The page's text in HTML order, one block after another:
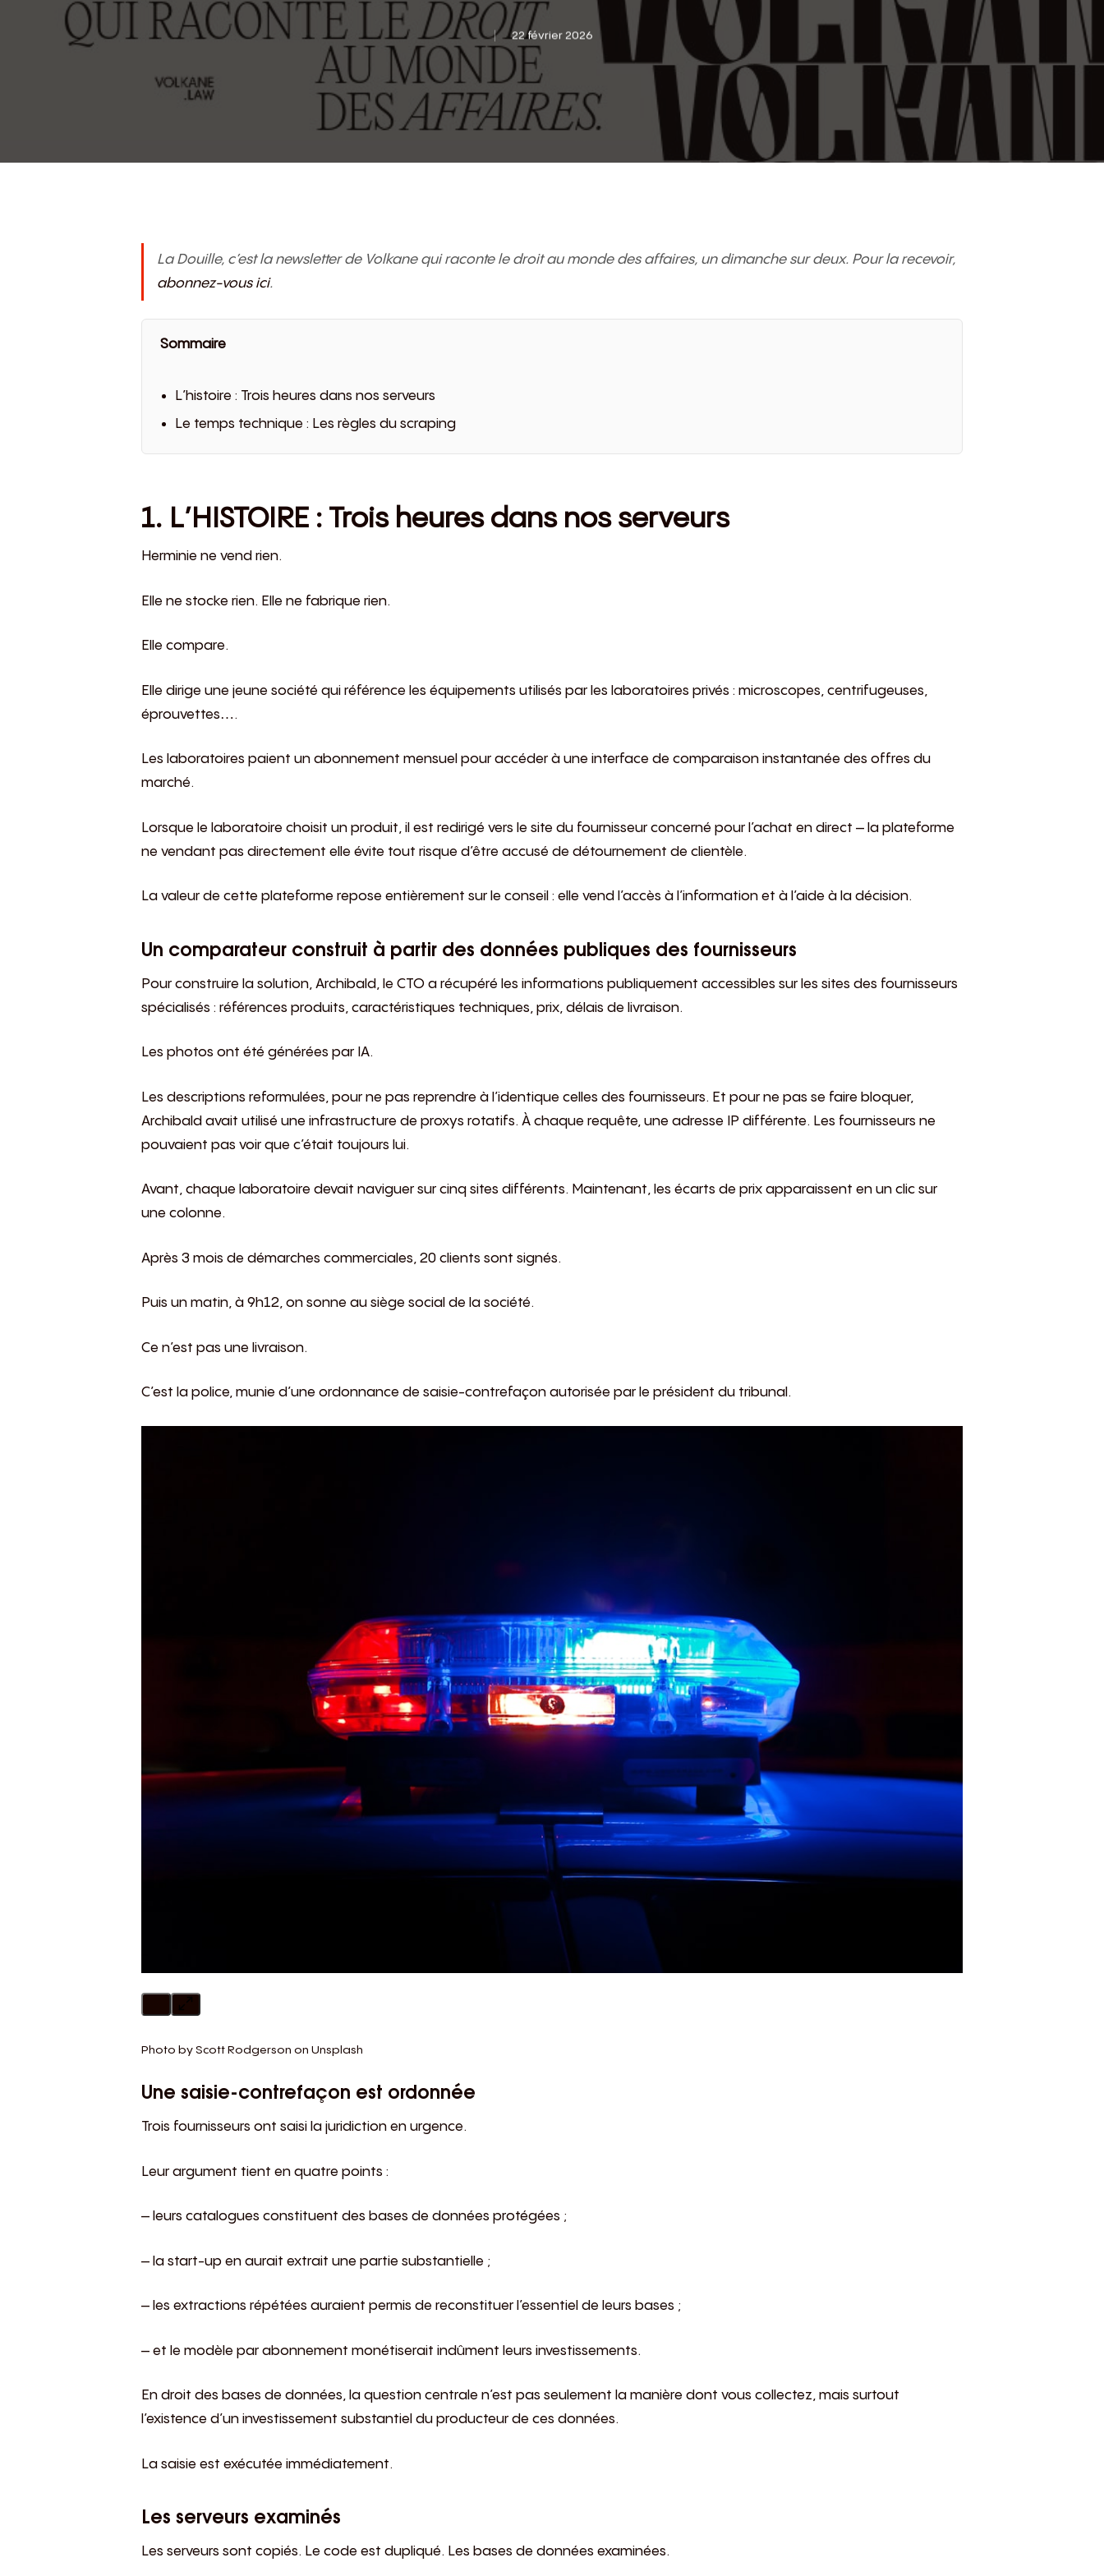
22 février 2026
La Douille, c’est la newsletter de Volkane qui raconte le droit au monde des affaires, un dimanche sur deux. Pour la recevoir,
abonnez-vous ici.
Sommaire
L’histoire : Trois heures dans nos serveurs
Le temps technique : Les règles du scraping
1. L’HISTOIRE : Trois heures dans nos serveurs
Herminie ne vend rien.
Elle ne stocke rien. Elle ne fabrique rien.
Elle compare.
Elle dirige une jeune société qui référence les équipements utilisés par les laboratoires privés : microscopes, centrifugeuses,
éprouvettes….
Les laboratoires paient un abonnement mensuel pour accéder à une interface de comparaison instantanée des offres du
marché.
Lorsque le laboratoire choisit un produit, il est redirigé vers le site du fournisseur concerné pour l’achat en direct – la plateforme
ne vendant pas directement elle évite tout risque d’être accusé de détournement de clientèle.
La valeur de cette plateforme repose entièrement sur le conseil : elle vend l’accès à l’information et à l’aide à la décision.
Un comparateur construit à partir des données publiques des fournisseurs
Pour construire la solution, Archibald, le CTO a récupéré les informations publiquement accessibles sur les sites des fournisseurs
spécialisés : références produits, caractéristiques techniques, prix, délais de livraison.
Les photos ont été générées par IA.
Les descriptions reformulées, pour ne pas reprendre à l’identique celles des fournisseurs. Et pour ne pas se faire bloquer,
Archibald avait utilisé une infrastructure de proxys rotatifs. À chaque requête, une adresse IP différente. Les fournisseurs ne
pouvaient pas voir que c’était toujours lui.
Avant, chaque laboratoire devait naviguer sur cinq sites différents. Maintenant, les écarts de prix apparaissent en un clic sur
une colonne.
Après 3 mois de démarches commerciales, 20 clients sont signés.
Puis un matin, à 9h12, on sonne au siège social de la société.
Ce n’est pas une livraison.
C’est la police, munie d’une ordonnance de saisie-contrefaçon autorisée par le président du tribunal.
Photo byScott Rodgerson onUnsplash
Une saisie-contrefaçon est ordonnée
Trois fournisseurs ont saisi la juridiction en urgence.
Leur argument tient en quatre points :
– leurs catalogues constituent des bases de données protégées ;
– la start-up en aurait extrait une partie substantielle ;
– les extractions répétées auraient permis de reconstituer l’essentiel de leurs bases ;
– et le modèle par abonnement monétiserait indûment leurs investissements.
En droit des bases de données, la question centrale n’est pas seulement la manière dont vous collectez, mais surtout
l’existence d’un investissement substantiel du producteur de ces données.
La saisie est exécutée immédiatement.
Les serveurs examinés
Les serveurs sont copiés. Le code est dupliqué. Les bases de données examinées.